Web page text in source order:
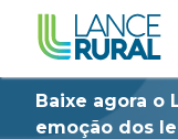
Baixe agora o
emoção dos